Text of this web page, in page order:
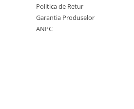
Politica de Retur
Garantia Produselor
ANPC